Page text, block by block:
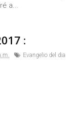
a...
:
Evangelio del dia